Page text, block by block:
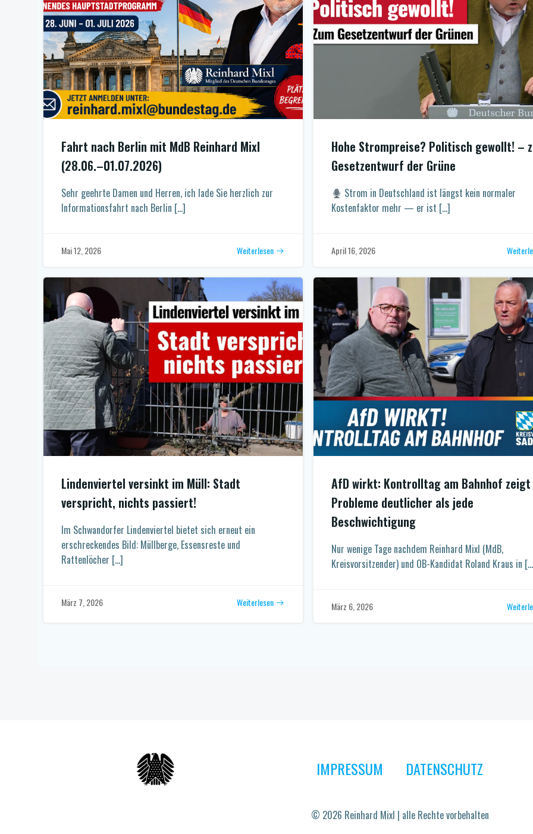
Fahrt nach Berlin mit MdB Reinhard Mixl
(28.06.–01.07.2026)
Sehr geehrte Damen und Herren, ich lade Sie herzlich zur
Informationsfahrt nach Berlin […]
Mai 12, 2026 Weiterlesen
Hohe Strompreise? Politisch gewollt! –
Gesetzentwurf der Grüne
Strom in Deutschland ist längst kein normaler
Kostenfaktor mehr — er ist […]
April 16, 2026
Lindenviertel versinkt im Müll: Stadt
verspricht, nichts passiert!
Im Schwandorfer Lindenviertel bietet sich erneut ein
erschreckendes Bild: Müllberge, Essensreste und
Rattenlöcher […]
März 7, 2026 Weiterlesen
AfD wirkt: Kontrolltag am Bahnhof
Probleme deutlicher als jede
Beschwichtigung
Nur wenige Tage nachdem Reinhard Mixl (MdB,
Kreisvorsitzender) und OB-Kandidat Roland Kraus in
März 6, 2026
IMPRESSUM DATENSCHUTZ
© 2026 Reinhard Mixl | alle Rechte vorbehalten